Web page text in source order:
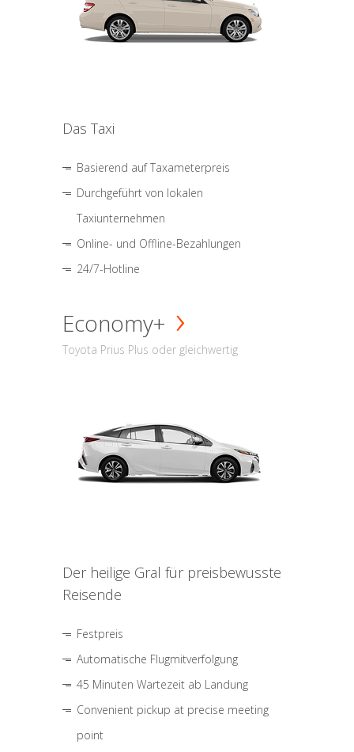
Das Taxi
Basierend auf Taxameterpreis
Durchgeführt von lokalen
Taxiunternehmen
Online- und Offline-Bezahlungen
24/7-Hotline
Economy+
Toyota Prius Plus oder gleichwertig
Der heilige Gral für preisbewusste
Reisende
Festpreis
Automatische Flugmitverfolgung
45 Minuten Wartezeit ab Landung
Convenient pickup at precise meeting
point